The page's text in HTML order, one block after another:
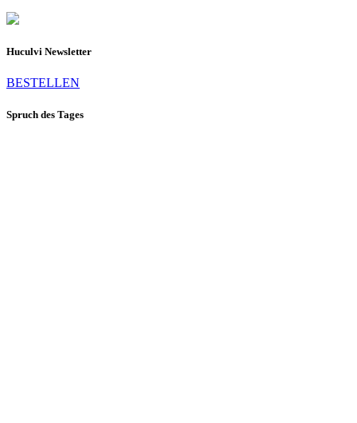
Huculvi Newsletter
BESTELLEN
Spruch des Tages